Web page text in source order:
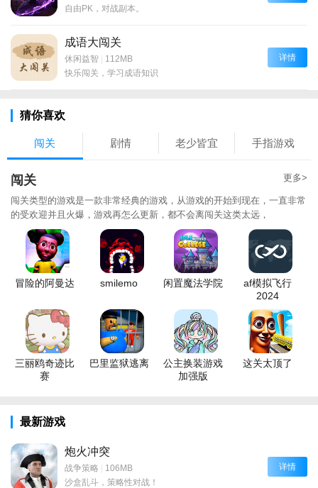
自由PK，对战副本。
成语大闯关
休闲益智 | 112MB
快乐闯关，学习成语知识
详情
猜你喜欢
闯关 剧情 老少皆宜 手指游戏
闯关 更多>
闯关类型的游戏是一款非常经典的游戏，从游戏的开始到现在，一直非常
的受欢迎并且火爆，游戏再怎么更新，都不会离闯关这类太远，
冒险的阿曼达 smilemo 闲置魔法学院
af模拟飞行
2024
三丽鸥奇迹比
赛
巴里监狱逃离
公主换装游戏
加强版
这关太顶了
最新游戏
炮火冲突
战争策略 | 106MB
沙盒乱斗，策略性对战！
详情